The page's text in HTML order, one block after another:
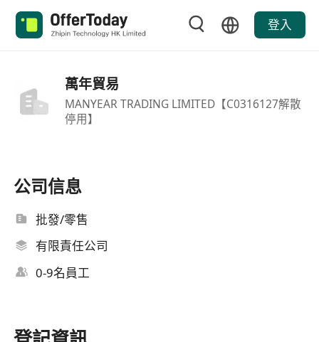
登入
萬年貿易
MANYEAR TRADING LIMITED【C0316127解散
停用】
公司信息
批發/零售
有限責任公司
0-9名員工